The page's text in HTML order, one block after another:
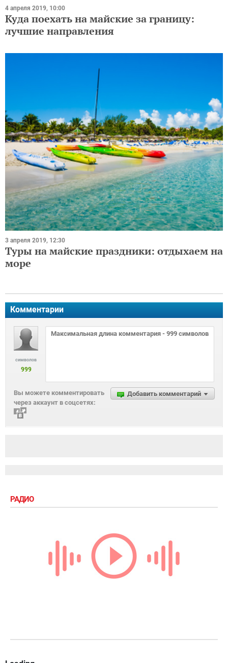
4 апреля 2019, 10:00
Куда поехать на майские за границу:
лучшие направления
3 апреля 2019, 12:30
Туры на майские праздники: отдыхаем на
море
Комментарии
символов
999
Добавить комментарий
Вы можете комментировать
через аккаунт в соцсетях:
РАДИО